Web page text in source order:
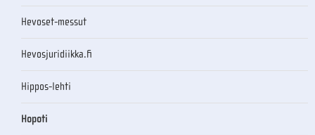
Hevoset-messut
Hevosjuridiikka.fi
Hippos-lehti
Hopoti